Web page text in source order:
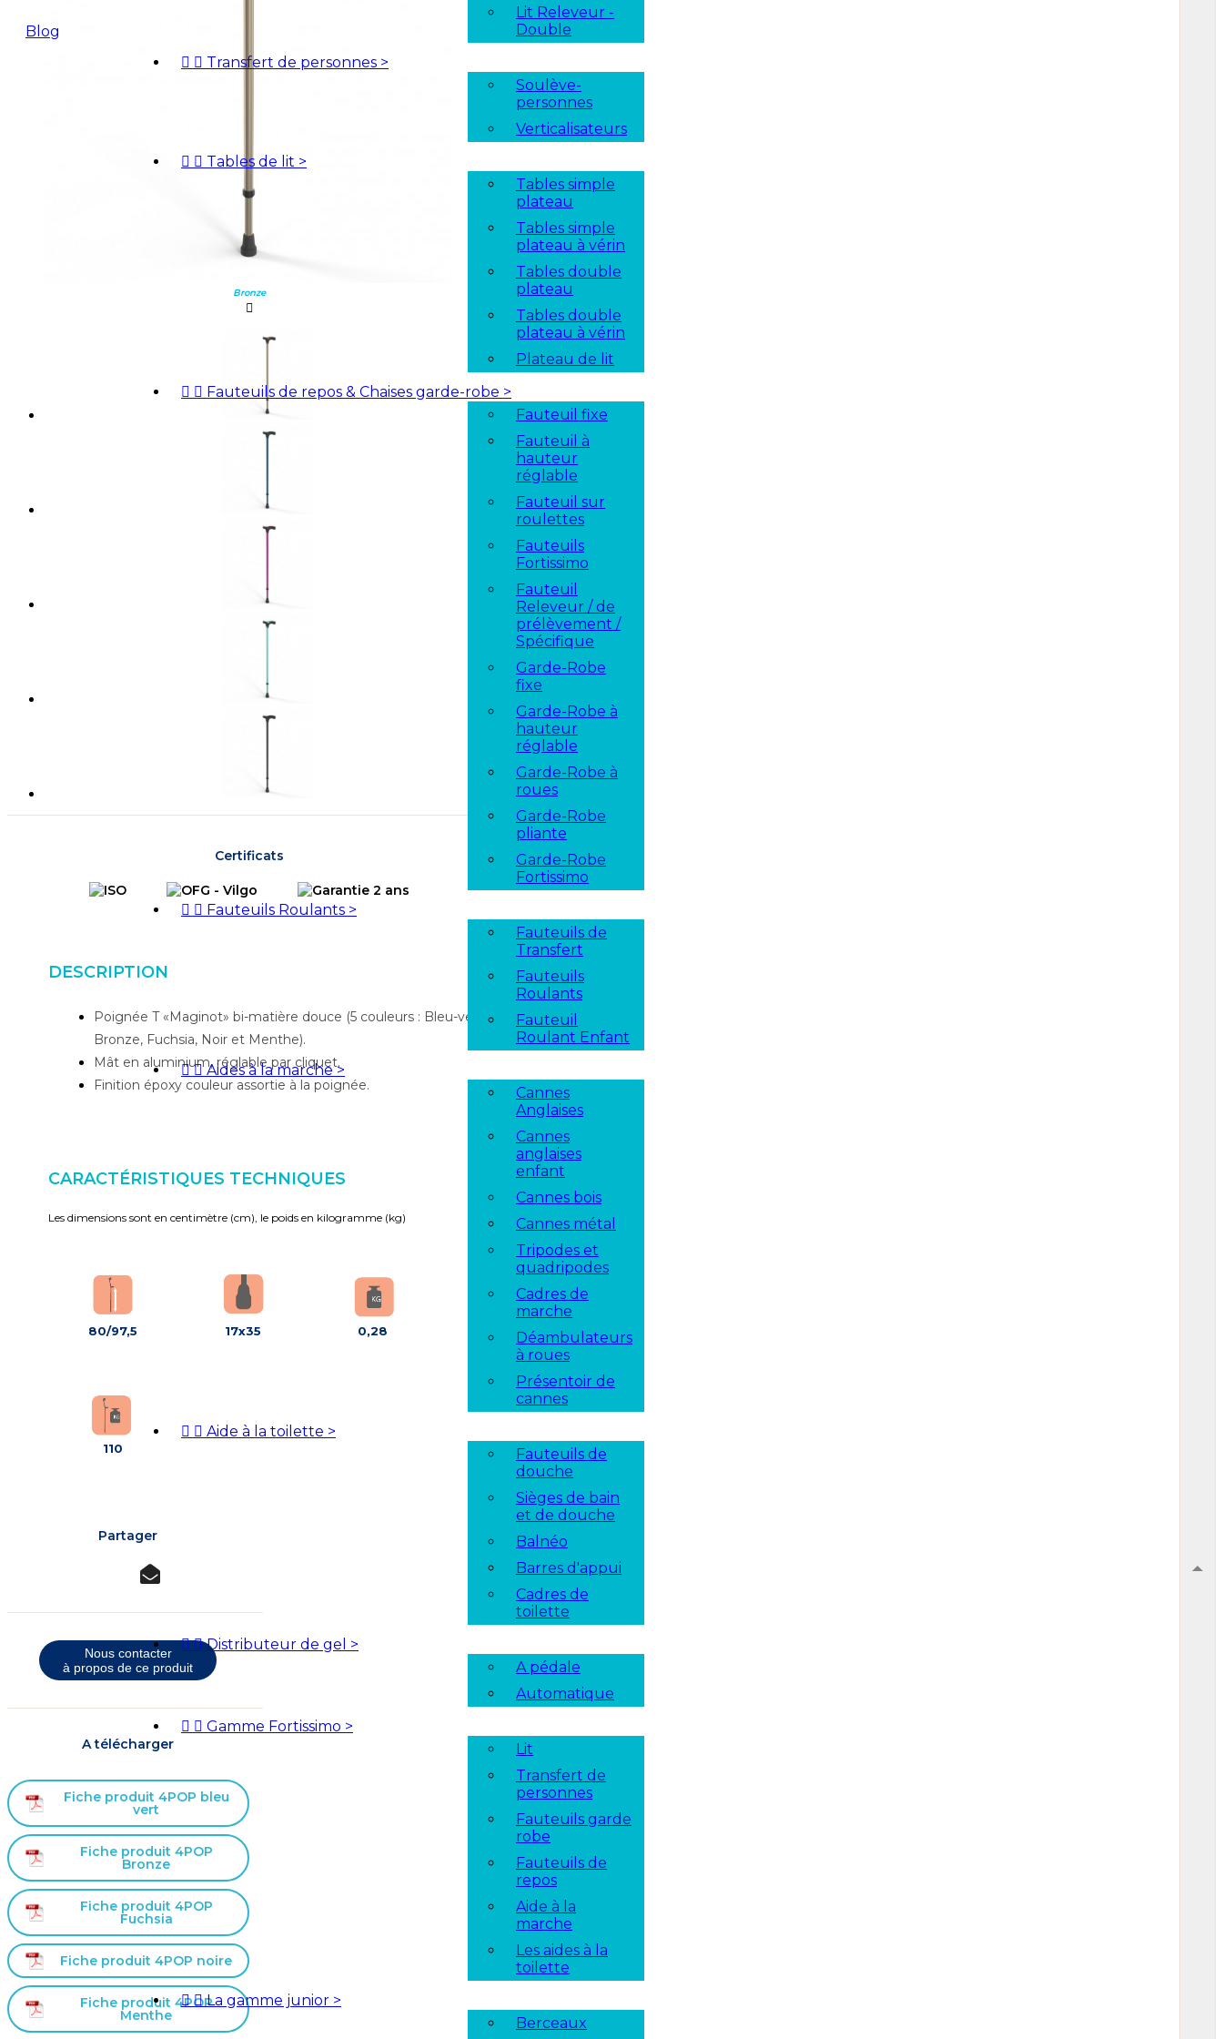
Lit Releveur -
Double
  Transfert de personnes >
Soulève-
personnes
Verticalisateurs
  Tables de lit >
Tables simple
plateau
Tables simple
plateau à vérin
Tables double
plateau
Tables double
plateau à vérin
Plateau de lit
  Fauteuils de repos & Chaises garde-robe >
Fauteuil fixe
Fauteuil à
hauteur
réglable
Fauteuil sur
roulettes
Fauteuils
Fortissimo
Fauteuil
Releveur / de
prélèvement /
Spécifique
Garde-Robe
fixe
Garde-Robe à
hauteur
réglable
Garde-Robe à
roues
Garde-Robe
pliante
Garde-Robe
Fortissimo
  Fauteuils Roulants >
Fauteuils de
Transfert
Fauteuils
Roulants
Fauteuil
Roulant Enfant
  Aides à la marche>
Cannes
Anglaises
Cannes
anglaises
enfant
Cannes bois
Cannes métal
Tripodes et
quadripodes
Cadres de
marche
Déambulateurs
à roues
Présentoir de
cannes
  Aide à la toilette >
Fauteuils de
douche
Sièges de bain
et de douche
Balnéo
Barres d'appui
Cadres de
toilette
  Distributeur de gel >
A pédale
Automatique
  Gamme Fortissimo >
Lit
Transfert de
personnes
Fauteuils garde
robe
Fauteuils de
repos
Aide à la
marche
Les aides à la
toilette
  La gamme junior >
Berceaux
Blog
Bronze

Certificats
DESCRIPTION
Poignée T «Maginot» bi-matière douce (5 couleurs : Bleu-vert,
Bronze, Fuchsia, Noir et Menthe).
Mât en aluminium, réglable par cliquet.
Finition époxy couleur assortie à la poignée.
CARACTÉRISTIQUES TECHNIQUES
Les dimensions sont en centimètre (cm), le poids en kilogramme (kg)
80/97,5 17x35 0,28
110
Partager
Nous contacter
à propos de ce produit
A télécharger
Fiche produit 4POP bleu
vert
Fiche produit 4POP
Bronze
Fiche produit 4POP
Fuchsia
Fiche produit 4POP noire
Fiche produit 4POP
Menthe